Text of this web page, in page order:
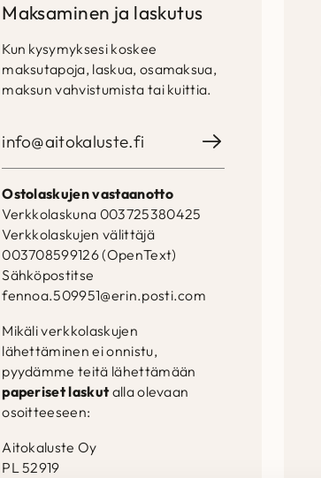
Maksaminen ja laskutus
Kun kysymyksesi koskee
maksutapoja, laskua, osamaksua,
maksun vahvistumista tai kuittia.
info@aitokaluste.fi
Ostolaskujen vastaanotto
Verkkolaskuna 003725380425
Verkkolaskujen välittäjä
003708599126 (OpenText)
Sähköpostitse
fennoa.509951@erin.posti.com
Mikäli verkkolaskujen
lähettäminen ei onnistu,
pyydämme teitä lähettämään
paperiset laskutalla olevaan
osoitteeseen:
Aitokaluste Oy
PL 52919